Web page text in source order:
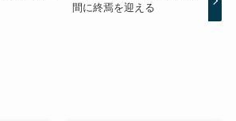
間に終焉を迎える